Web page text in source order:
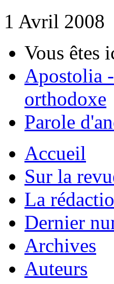
1 Avril 2008
Vous êtes
Apostolia
orthodoxe
Parole
Accueil
Sur la
La
Dernier
Archives
Auteurs